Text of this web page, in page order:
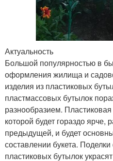
Актуальность
Большой популярностью в
оформления жилища и
изделия из пластиковых
пластмассовых бутылок
разнообразием.
которой будет гораздо ярче,
предыдущей, и будет
составлении букета.
пластиковых бутылок